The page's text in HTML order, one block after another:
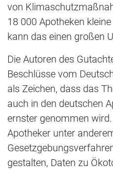
von
18 000 Apotheken
kann das einen großen
Die Autoren des
Beschlüsse vom
als Zeichen, dass das
auch in den deutschen
ernster genommen
Apotheker unter
gestalten, Daten zu